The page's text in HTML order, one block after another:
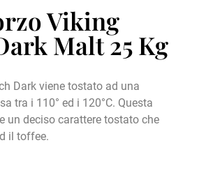
Viking
Malt 25 Kg
Dark viene tostato ad una
tra i 110° ed i 120°C. Questa
un deciso carattere tostato che
il toffee.